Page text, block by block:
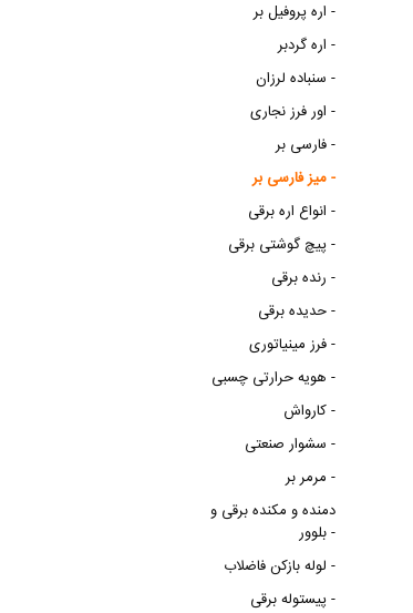
اره پروفیل بر -
اره گردبر -
سنباده لرزان -
اور فرز نجاری -
فارسی بر -
میز فارسی بر -
انواع اره برقی -
پیچ گوشتی برقی -
رنده برقی -
حدیده برقی -
فرز مینیاتوری -
هویه حرارتی چسبی -
کارواش -
سشوار صنعتی -
مرمر بر -
دمنده و مکنده برقی و
بلوور -
لوله بازکن فاضلاب -
پیستوله برقی -